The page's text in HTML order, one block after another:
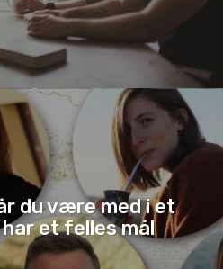
du være med i et
et felles mål